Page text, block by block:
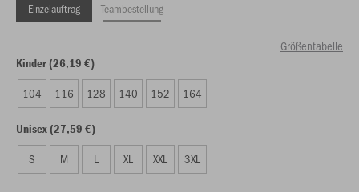
Einzelauftrag Teambestellung
Größentabelle
Kinder (26,19 €)
104 116 128 140 152 164
Unisex (27,59 €)
S M L XL XXL 3XL